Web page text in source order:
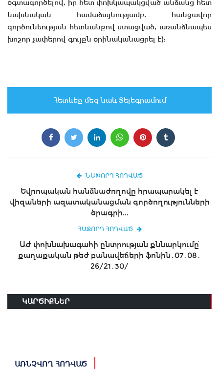
օգտագործելով, իր հետ փոխկապակցված անձանց հետ
նախնական համաձայնությամբ, հանցավոր
գործունեության հետևանքով ստացված, առանձնապես
խոշոր չափերով գույքն օրինականացրել է):
Հետևեք մեզ նաև Տելեգրամում
ՆԱԽՈՐԴ ՀՈԴՎԱԾ
Եվրոպական հանձնաժողովը հրապարակել է
վիզաների ազատականացման գործողությունների
ծրագրի...
ՀԱՋՈՐԴ ՀՈԴՎԱԾ
ԱԺ փոխնախագահի ընտրության քննարկումը՝
քաղաքական թեժ բանավեճերի ֆոնին․07․08․
26/21․30/
ԿԱՐԾԻՔՆԵՐ
ԱՌՆՉՎՈՂ ՀՈԴՎԱԾ